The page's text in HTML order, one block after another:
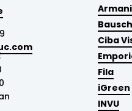
Ciba
Fila
iGreen
INVU